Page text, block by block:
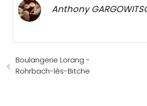
Anthony
Boulangerie Lorang -
Rohrbach-lès-Bitche